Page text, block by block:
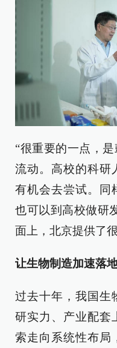
“很重要的一点，
流动。高校的科研
有机会去尝试。同
也可以到高校做研
面上，北京提供了
让生物制造加速落
过去十年，我国生
研实力、产业配套
索走向系统性布局